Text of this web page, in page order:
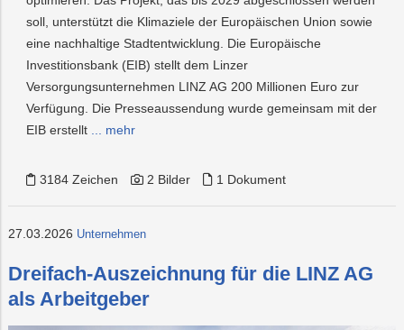
soll, unterstützt die Klimaziele der Europäischen Union sowie
eine nachhaltige Stadtentwicklung. Die Europäische
Investitionsbank (EIB) stellt dem Linzer
Versorgungsunternehmen LINZ AG 200 Millionen Euro zur
Verfügung. Die Presseaussendung wurde gemeinsam mit der
EIB erstellt
... mehr
3184 Zeichen 2 Bilder 1 Dokument
27.03.2026 Unternehmen
Dreifach-Auszeichnung für die LINZ AG
als Arbeitgeber